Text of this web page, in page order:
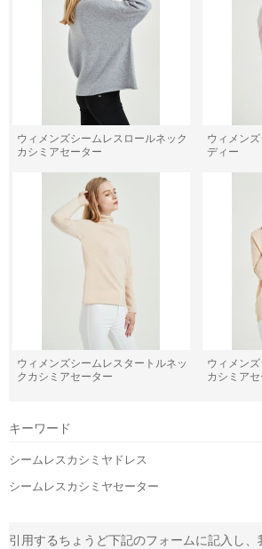
ウィメンズシームレスロールネック
カシミアセーター
ウィメン
ディー
ウィメンズシームレスタートルネッ
クカシミアセーター
ウィメン
カシミア
キーワード
シームレスカシミヤドレス
シームレスカシミヤセーター
引用するちょうど下記のフォームに記入し